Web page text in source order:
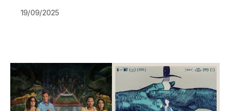
19/09/2025